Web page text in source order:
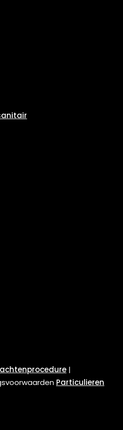
|
Particulieren